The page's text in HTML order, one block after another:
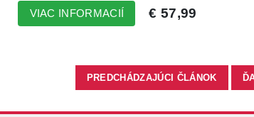
PREDCHÁDZAJÚCI ČLÁNOK